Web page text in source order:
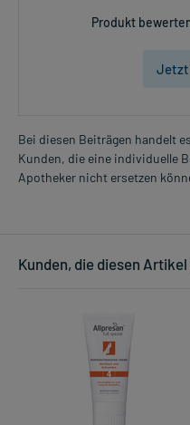
Produkt
Jetzt
Bei diesen Beiträgen handelt
Kunden, die eine individuelle
Apotheker nicht ersetzen
Kunden, die diesen